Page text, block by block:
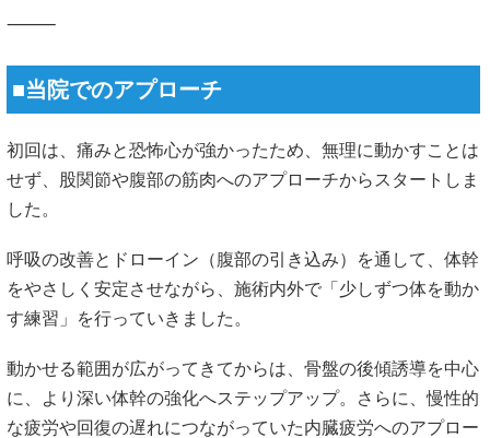
⸻
■当院でのアプローチ
初回は、痛みと恐怖心が強かったため、無理に動かすことは
せず、股関節や腹部の筋肉へのアプローチからスタートしま
した。
呼吸の改善とドローイン（腹部の引き込み）を通して、体幹
をやさしく安定させながら、施術内外で「少しずつ体を動か
す練習」を行っていきました。
動かせる範囲が広がってきてからは、骨盤の後傾誘導を中心
に、より深い体幹の強化へステップアップ。さらに、慢性的
な疲労や回復の遅れにつながっていた内臓疲労へのアプロー